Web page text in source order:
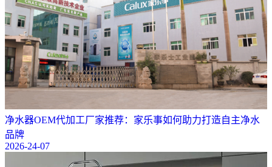
净水器OEM代加工厂家推荐：家乐事如何助力打造自主净水
品牌
2026-24-07